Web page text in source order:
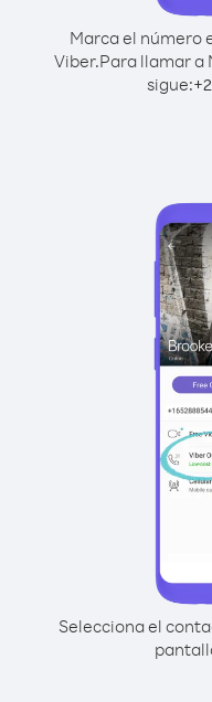
Marca el número
Viber.Para llamar a
sigue:+
Selecciona el